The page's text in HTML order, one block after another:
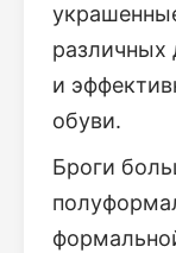
различных
и
обуви.
Броги